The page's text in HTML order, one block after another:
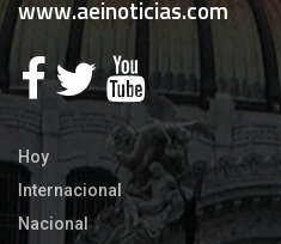
www.aeinoticias.com
Hoy
Internacional
Nacional